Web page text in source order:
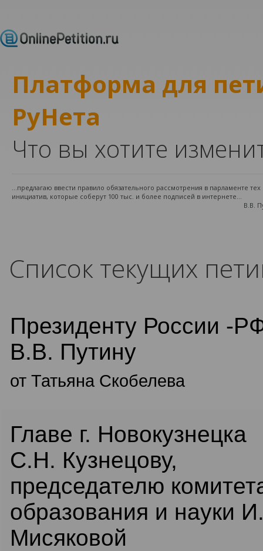
Платформа для
РуНета
Что вы хотите
...предлагаю ввести правило обязательного рассмотрения в парламенте
инициатив, которые соберут 100 тыс. и более подписей в интернете...
В.В.
Список текущих
Президенту России -
В.В. Путину
от Татьяна Скобелева
Главе г. Новокузнецка
С.Н. Кузнецову,
председателю
образования и науки
Мисяковой